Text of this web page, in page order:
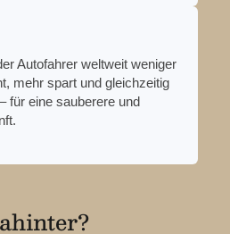
Autofahrer weltweit weniger
mehr spart und gleichzeitig
für eine sauberere und